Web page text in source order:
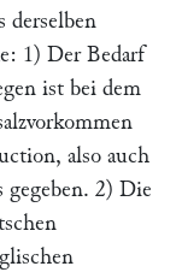
derselben
1) Der Bedarf
ist bei dem
also auch
gegeben. 2) Die